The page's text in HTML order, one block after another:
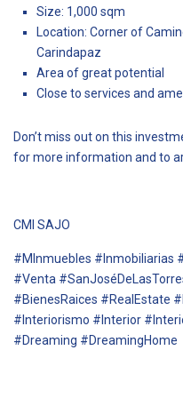
Size: 1,000 sqm
Location: Corner of
Carindapaz
Area of great potential
Close to services and
Don’t miss out on this
for more information and to
CMI SAJO
#MInmuebles #Inmobiliarias
#Venta
#BienesRaices #RealEstate
#Interiorismo #Interior
#Dreaming #DreamingHome